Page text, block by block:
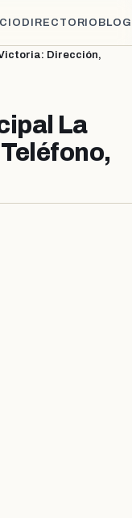
DIRECTORIO BLOG
Dirección,
La